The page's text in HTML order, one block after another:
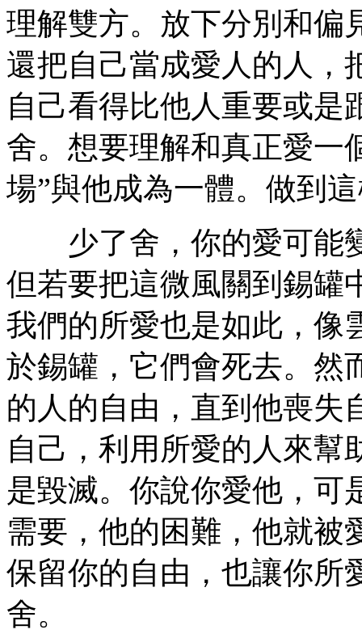
理解雙方。放下分別和偏
還把自己當成愛人的人，
自己看得比他人重要或是
舍。想要理解和真正愛一
場”與他成為一體。做到
少了舍，你的愛可能
但若要把這微風關到錫罐
我們的所愛也是如此，像
於錫罐，它們會死去。然
的人的自由，直到他喪失
自己，利用所愛的人來幫
是毀滅。你說你愛他，可
需要，他的困難，他就被
保留你的自由，也讓你所
舍。